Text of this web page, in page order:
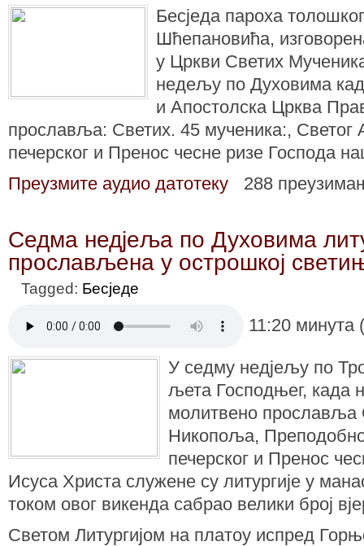
Бесједа пароха
Шћепановића,
у Цркви Светих
недељу по Духовима
и Апостолска Црква
прославља: Светих. 45 мученика:, Светог
печерског и Пренос чесне ризе Господа
Преузмите аудио датотеку
288
Седма недјеља по Духовима
прослављена у острошкој
Tagged: Бесједе
11:20
У седму недјељу по
љета Господњег, када
молитвено прославља
Никопоља,
печерског и Пренос
Исуса Христа служене су литургије у
током овог викенда сабрао велики број
Светом Литургијом на платоу испред